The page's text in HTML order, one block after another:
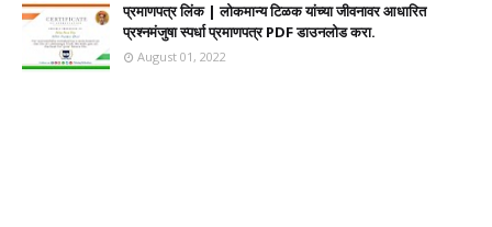
प्रमाणपत्र लिंक | लोकमान्य टिळक यांच्या जीवनावर आधारित
प्रश्नमंजुषा स्पर्धा प्रमाणपत्र PDF डाउनलोड करा.
August 01, 2022